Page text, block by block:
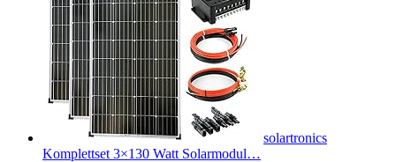
solartronics
Komplettset 3×130 Watt Solarmodul…